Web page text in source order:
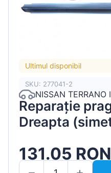
Ultimul disponibil
SKU: 277041-2
NISSAN
Reparație
Dreapta
131.05 RON